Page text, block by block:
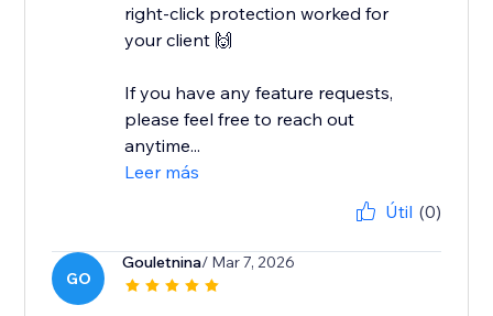
right-click protection worked for
your client 🙌
If you have any feature requests,
please feel free to reach out
anytime...
Leer más
Útil (0)
GO
Gouletnina/ Mar 7, 2026